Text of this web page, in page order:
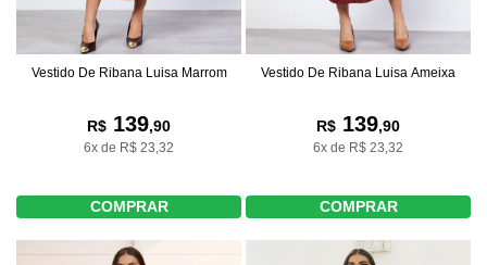
Vestido De Ribana Luisa Marrom
R$ 139,90
6x de R$ 23,32
COMPRAR
Vestido De Ribana Luisa Ameixa
R$ 139,90
6x de R$ 23,32
COMPRAR